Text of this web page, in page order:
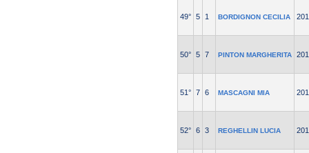
49° 5 1 BORDIGNON CECILIA
50° 5 7 PINTON MARGHERITA
51° 7 6 MASCAGNI MIA
52° 6 3 REGHELLIN LUCIA